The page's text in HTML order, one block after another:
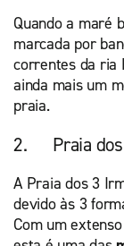
Quando a maré
marcada por
correntes da ria
ainda mais um
praia.
2. Praia dos
A Praia dos 3
devido às 3
Com um